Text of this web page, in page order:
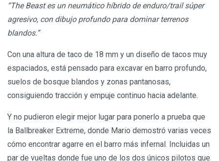
“The Beast es un neumático híbrido de enduro/trail súper
agresivo, con dibujo profundo para dominar terrenos
blandos.”
Con una altura de taco de 18 mm y un diseño de tacos muy
espaciados, está pensado para excavar en barro profundo,
suelos de bosque blandos y zonas pantanosas,
consiguiendo tracción y empuje continuo hacia adelante.
Y no pudieron elegir mejor lugar para ponerlo a prueba que
la Ballbreaker Extreme, donde Mario demostró varias veces
cómo encontrar agarre en el barro más infernal. Incluidas un
par de vueltas donde fue uno de los dos únicos pilotos que